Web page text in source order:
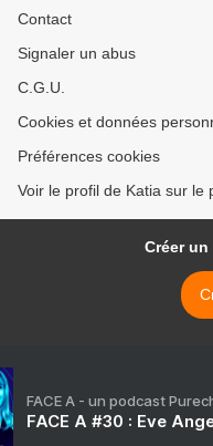
Contact
Signaler un abus
C.G.U.
Cookies et données
Préférences cookies
Voir le profil de Katia sur le
Créer
FACE A - un podcast
FACE A #30 : Eve